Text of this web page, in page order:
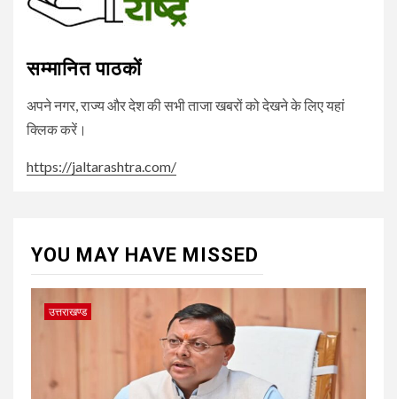
सम्मानित पाठकों
अपने नगर, राज्य और देश की सभी ताजा खबरों को देखने के लिए यहां
क्लिक करें।
https://jaltarashtra.com/
YOU MAY HAVE MISSED
उत्तराखण्ड